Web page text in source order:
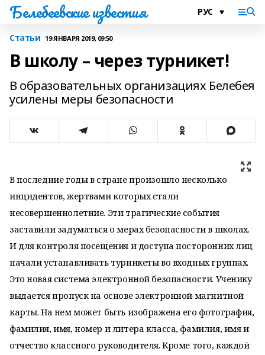
Белебеевские известия
Статьи 19 ЯНВАРЯ 2019, 09:50
В школу – через турникет!
В образовательных организациях Белебея
усилены меры безопасности
В последние годы в стране произошло несколько
инцидентов, жертвами которых стали
несовершеннолетние. Эти трагические события
заставили задуматься о мерах безопасности в школах.
И для контроля посещения и доступа посторонних лиц
начали устанавливать турникеты во входных группах.
Это новая система электронной безопасности. Ученику
выдается пропуск на основе электронной магнитной
карты. На нем может быть изображена его фотография,
фамилия, имя, номер и литера класса, фамилия, имя и
отчество классного руководителя. Кроме того, каждой